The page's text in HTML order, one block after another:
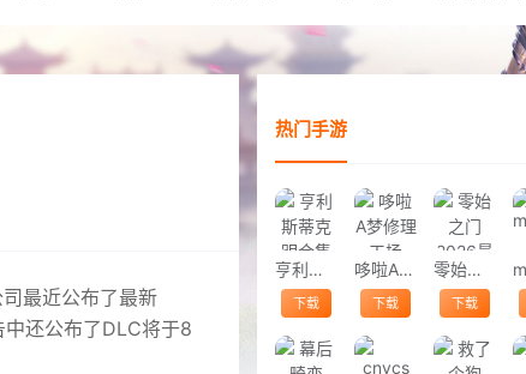
最近公布了最新
中还公布了DLC将于8
热门手游
亨利斯蒂克明合集
下载
哆啦A梦修理工场
下载
零始之门2026最新版
下载